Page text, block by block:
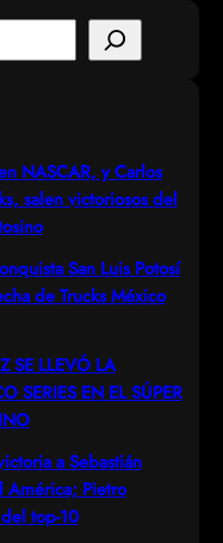
NASCAR, y Carlos
salen victoriosos del
San Luis Potosí
de Trucks México
SE LLEVÓ LA
SERIES EN EL SÚPER
a Sebastián
América; Pietro
top-10